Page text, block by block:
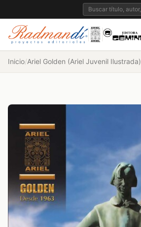
Inicio/Ariel Golden (Ariel Juvenil Ilustrada)